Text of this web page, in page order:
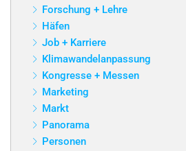
Forschung + Lehre
Häfen
Job + Karriere
Klimawandelanpassung
Kongresse + Messen
Marketing
Markt
Panorama
Personen